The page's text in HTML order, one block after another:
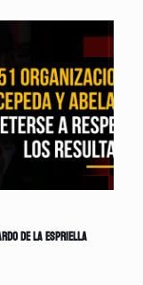
de la Espriella